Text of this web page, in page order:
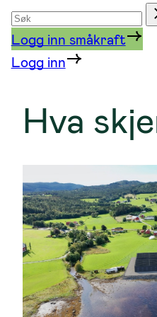
Søk
etter
Logg inn småkraft
Logg inn
Hva